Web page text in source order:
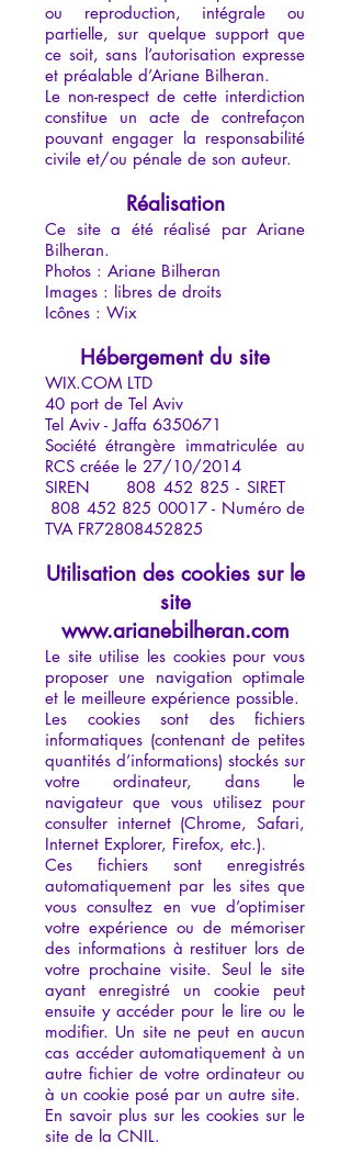
ou reproduction, intégrale ou
partielle, sur quelque support que
ce soit, sans l’autorisation expresse
et préalable d’Ariane Bilheran.
Le non-respect de cette interdiction
constitue un acte de contrefaçon
pouvant engager la responsabilité
civile et/ou pénale de son auteur.
Réalisation
Ce site a été réalisé par Ariane
Bilheran.
Photos : Ariane Bilheran
Images : libres de droits
Icônes : Wix
Hébergement du site
WIX.COM LTD
40 port de Tel Aviv
Tel Aviv - Jaffa 6350671
Société étrangère immatriculée au
RCS créée le 27/10/2014
SIREN 808 452 825 - SIRET
808 452 825 00017 - Numéro de
TVA FR72808452825
Utilisation des cookies sur le
site
www.arianebilheran.com
Le site utilise les cookies pour vous
proposer une navigation optimale
et le meilleure expérience possible.
Les cookies sont des fichiers
informatiques (contenant de petites
quantités d’informations) stockés sur
votre ordinateur, dans le
navigateur que vous utilisez pour
consulter internet (Chrome, Safari,
Internet Explorer, Firefox, etc.).
Ces fichiers sont enregistrés
automatiquement par les sites que
vous consultez en vue d’optimiser
votre expérience ou de mémoriser
des informations à restituer lors de
votre prochaine visite. Seul le site
ayant enregistré un cookie peut
ensuite y accéder pour le lire ou le
modifier. Un site ne peut en aucun
cas accéder automatiquement à un
autre fichier de votre ordinateur ou
à un cookie posé par un autre site.
En savoir plus sur les cookies sur le
site de la CNIL.